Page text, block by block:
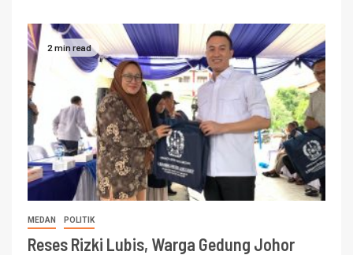
2 min read
MEDAN POLITIK
Reses Rizki Lubis, Warga Gedung Johor